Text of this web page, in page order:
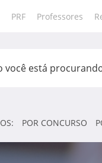
PRF Professores
POR CONCURSO